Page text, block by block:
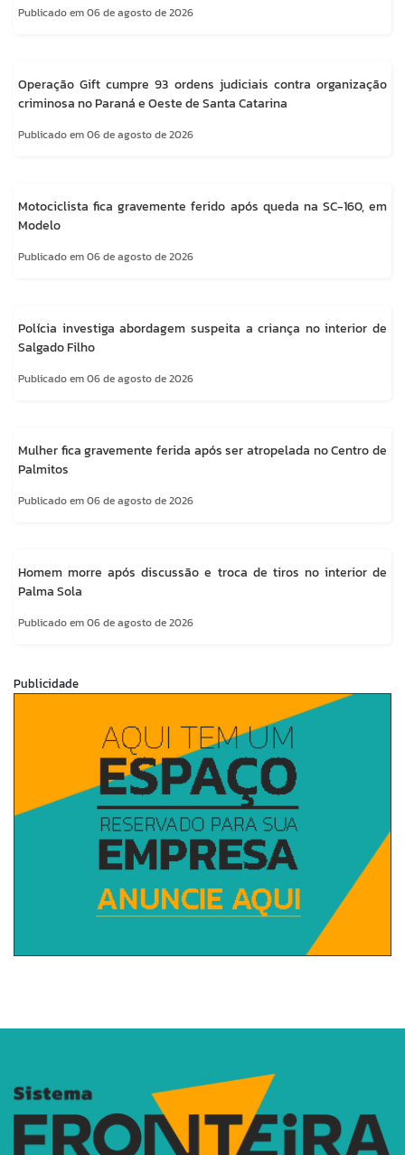
Publicado em 06 de agosto de 2026
Operação Gift cumpre 93 ordens judiciais contra organização
criminosa no Paraná e Oeste de Santa Catarina
Publicado em 06 de agosto de 2026
Motociclista fica gravemente ferido após queda na SC-160, em
Modelo
Publicado em 06 de agosto de 2026
Polícia investiga abordagem suspeita a criança no interior de
Salgado Filho
Publicado em 06 de agosto de 2026
Mulher fica gravemente ferida após ser atropelada no Centro de
Palmitos
Publicado em 06 de agosto de 2026
Homem morre após discussão e troca de tiros no interior de
Palma Sola
Publicado em 06 de agosto de 2026
Publicidade